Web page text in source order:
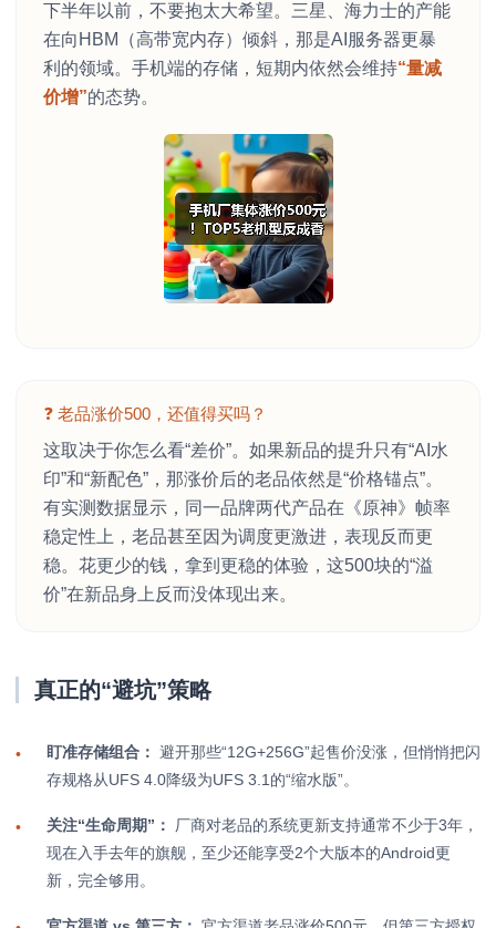
下半年以前，不要抱太大希望。三星、海力士的产能
在向HBM（高带宽内存）倾斜，那是AI服务器更暴
利的领域。手机端的存储，短期内依然会维持“量减
价增”的态势。
❓ 老品涨价500，还值得买吗？
这取决于你怎么看“差价”。如果新品的提升只有“AI水
印”和“新配色”，那涨价后的老品依然是“价格锚点”。
有实测数据显示，同一品牌两代产品在《原神》帧率
稳定性上，老品甚至因为调度更激进，表现反而更
稳。花更少的钱，拿到更稳的体验，这500块的“溢
价”在新品身上反而没体现出来。
真正的“避坑”策略
• 盯准存储组合： 避开那些“12G+256G”起售价没涨，但悄悄把闪
存规格从UFS 4.0降级为UFS 3.1的“缩水版”。
• 关注“生命周期”：
厂商对老品的系统更新支持通常不少于3年，
现在入手去年的旗舰，至少还能享受2个大版本的Android更
新，完全够用。